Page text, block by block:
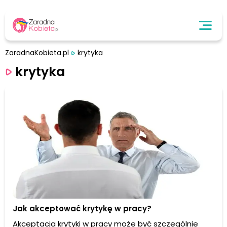
ZaradnaKobieta.pl krytyka
krytyka
Jak akceptować krytykę w pracy?
Akceptacja krytyki w pracy może być szczególnie